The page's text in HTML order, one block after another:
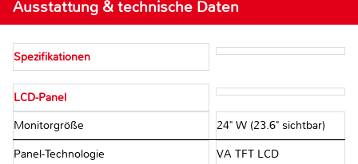
Ausstattung & technische Daten
Spezifikationen
LCD-Panel
Monitorgröße 24" W (23.6" sichtbar)
Panel-Technologie VA TFT LCD